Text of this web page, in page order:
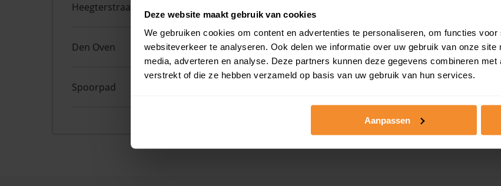
Deze website maakt gebruik van cookies
We gebruiken cookies om content en advertenties te personaliseren, om functies
websiteverkeer te analyseren. Ook delen we informatie over uw gebruik van onze
media, adverteren en analyse. Deze partners kunnen deze gegevens combineren
verstrekt of die ze hebben verzameld op basis van uw gebruik van hun services.
Aanpassen
Heegterstraat
Den Oven 10A 116 m2 170 m2
Spoorpad